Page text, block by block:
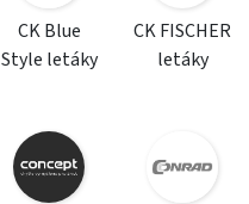
CK Blue
Style letáky
CK FISCHER
letáky